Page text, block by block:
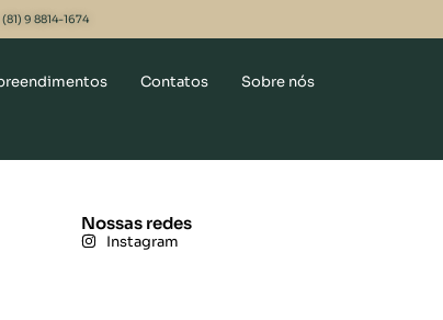
(81) 9 8814-1674
Contatos Sobre nós
Nossas redes
Instagram